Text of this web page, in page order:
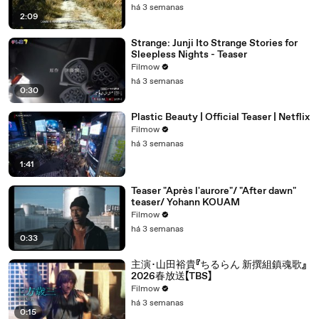
2:09
há 3 semanas
0:30
Strange: Junji Ito Strange Stories for
Sleepless Nights - Teaser
Filmow
há 3 semanas
1:41
Plastic Beauty | Official Teaser | Netflix
Filmow
há 3 semanas
0:33
Teaser "Après l'aurore"/ "After dawn"
teaser/ Yohann KOUAM
Filmow
há 3 semanas
0:15
主演･山田裕貴『ちるらん 新撰組鎮魂歌』
2026春放送【TBS】
Filmow
há 3 semanas